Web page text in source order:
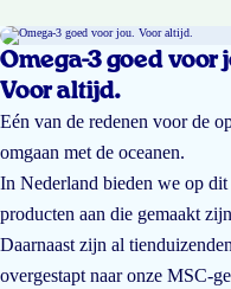
Omega-3 goed voor
Voor altijd.
Eén van de redenen voor de
omgaan met de oceanen.
In Nederland bieden we op
producten aan die gemaakt
Daarnaast zijn al
overgestapt naar onze MSC-